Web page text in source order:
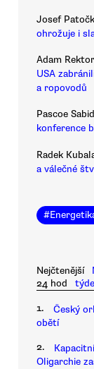
Josef
ohrožuje i
Adam
USA
a ropovodů
Pascoe
konference
Radek
a válečné
#
Nejčtenější
24 hod
1.
Český
obětí
2.
Oligarchie